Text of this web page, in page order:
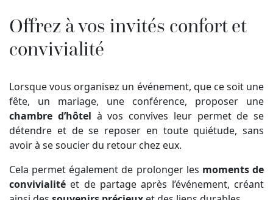
Offrez à vos invités confort et
convivialité
Lorsque vous organisez un événement, que ce soit une
fête, un mariage, une conférence, proposer une
chambre d’hôtel à vos convives leur permet de se
détendre et de se reposer en toute quiétude, sans
avoir à se soucier du retour chez eux.
Cela permet également de prolonger les moments de
convivialité et de partage après l’événement, créant